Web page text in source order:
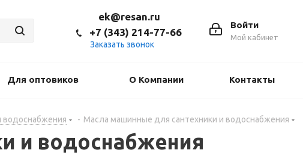
Войти
Мой кабинет
ek@resan.ru
+7 (343) 214-77-66
Заказать звонок
Для оптовиков О Компании Контакты
водоснабжения - Масла машинные для сантехники и водоснабжения
и водоснабжения